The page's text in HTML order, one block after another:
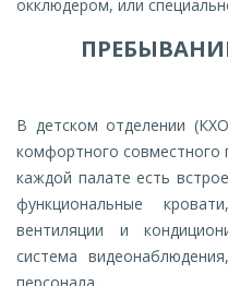
окклюдером, или
В детском отделении
комфортного совместного
каждой палате есть
функциональные
вентиляции и
система